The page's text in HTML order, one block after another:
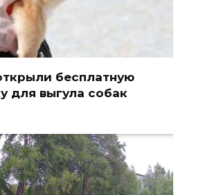
бесплатную
для выгула собак